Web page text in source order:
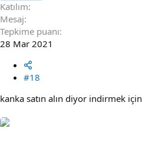
Katılım
Mesaj
Tepkime puanı
28 Mar 2021
#18
kanka satın alın diyor indirmek için